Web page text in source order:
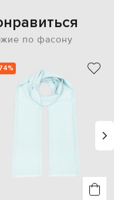
по фасону